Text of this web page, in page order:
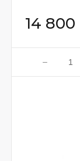
14 800